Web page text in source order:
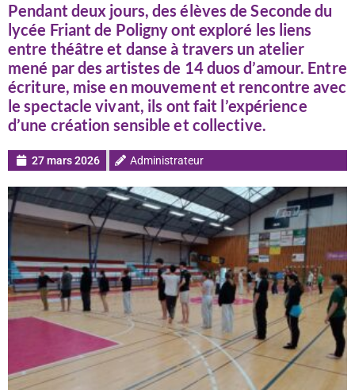
Pendant deux jours, des élèves de Seconde du
lycée Friant de Poligny ont exploré les liens
entre théâtre et danse à travers un atelier
mené par des artistes de 14 duos d’amour. Entre
écriture, mise en mouvement et rencontre avec
le spectacle vivant, ils ont fait l’expérience
d’une création sensible et collective.
27 mars 2026 Administrateur